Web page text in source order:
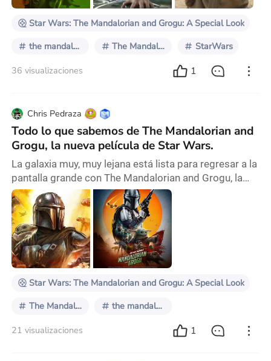
Star Wars: The Mandalorian and Grogu: A Special Look
the mandalorian and grogu The Mandalorian StarWars
36 visualizaciones 1
Chris Pedraza
Todo lo que sabemos de The Mandalorian and
Grogu, la nueva película de Star Wars.
La galaxia muy, muy lejana está lista para regresar a la
pantalla grande con The Mandalorian and Grogu, la
nueva película de Star Wars que reunirá nuevamente al
querido dúo formado por Din Djarin y Grogu en una
aventura completamente cinematográfica. Tras
conquistar a millones de fans en Disney+, el
cazarrecompensas mandaloriano y su inseparable
aprendiz darán el salto al cine con una historia que
Star Wars: The Mandalorian and Grogu: A Special Look
The Mandalorian the mandalorian and grogu
21 visualizaciones 1